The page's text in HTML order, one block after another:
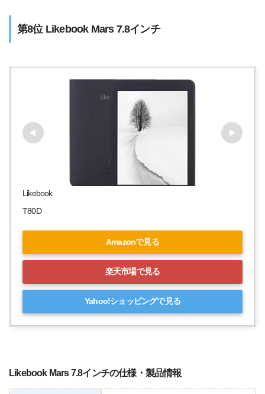
第8位 Likebook Mars 7.8インチ
Likebook
T80D
Amazonで見る
楽天市場で見る
Yahoo!ショッピングで見る
Likebook Mars 7.8インチの仕様・製品情報